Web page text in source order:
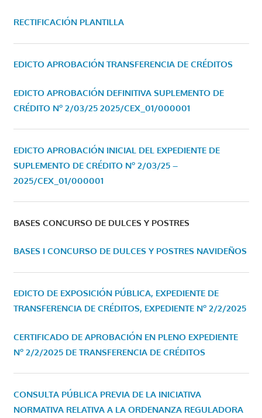
RECTIFICACIÓN PLANTILLA
EDICTO APROBACIÓN TRANSFERENCIA DE CRÉDITOS
EDICTO APROBACIÓN DEFINITIVA SUPLEMENTO DE
CRÉDITO Nº 2/03/25 2025/CEX_01/000001
EDICTO APROBACIÓN INICIAL DEL EXPEDIENTE DE
SUPLEMENTO DE CRÉDITO Nº 2/03/25 –
2025/CEX_01/000001
BASES CONCURSO DE DULCES Y POSTRES
BASES I CONCURSO DE DULCES Y POSTRES NAVIDEÑOS
EDICTO DE EXPOSICIÓN PÚBLICA, EXPEDIENTE DE
TRANSFERENCIA DE CRÉDITOS, EXPEDIENTE Nº 2/2/2025
CERTIFICADO DE APROBACIÓN EN PLENO EXPEDIENTE
Nº 2/2/2025 DE TRANSFERENCIA DE CRÉDITOS
CONSULTA PÚBLICA PREVIA DE LA INICIATIVA
NORMATIVA RELATIVA A LA ORDENANZA REGULADORA